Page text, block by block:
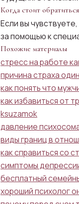
Когда стоит
Если вы
за помощью к
Похожие материалы
стресс на работе
причина страха
как понять что
как избавиться от
ksuzamok
давление
виды границ в
как справиться со
симптомы
бесплатный
хороший психолог